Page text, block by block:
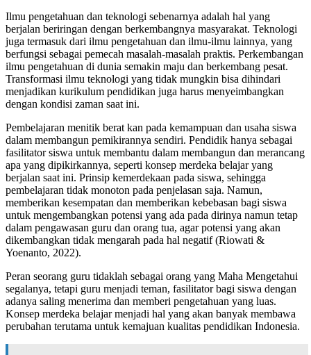
Ilmu pengetahuan dan teknologi sebenarnya adalah hal yang
berjalan beriringan dengan berkembangnya masyarakat. Teknologi
juga termasuk dari ilmu pengetahuan dan ilmu-ilmu lainnya, yang
berfungsi sebagai pemecah masalah-masalah praktis. Perkembangan
ilmu pengetahuan di dunia semakin maju dan berkembang pesat.
Transformasi ilmu teknologi yang tidak mungkin bisa dihindari
menjadikan kurikulum pendidikan juga harus menyeimbangkan
dengan kondisi zaman saat ini.
Pembelajaran menitik berat kan pada kemampuan dan usaha siswa
dalam membangun pemikirannya sendiri. Pendidik hanya sebagai
fasilitator siswa untuk membantu dalam membangun dan merancang
apa yang dipikirkannya, seperti konsep merdeka belajar yang
berjalan saat ini. Prinsip kemerdekaan pada siswa, sehingga
pembelajaran tidak monoton pada penjelasan saja. Namun,
memberikan kesempatan dan memberikan kebebasan bagi siswa
untuk mengembangkan potensi yang ada pada dirinya namun tetap
dalam pengawasan guru dan orang tua, agar potensi yang akan
dikembangkan tidak mengarah pada hal negatif (Riowati &
Yoenanto, 2022).
Peran seorang guru tidaklah sebagai orang yang Maha Mengetahui
segalanya, tetapi guru menjadi teman, fasilitator bagi siswa dengan
adanya saling menerima dan memberi pengetahuan yang luas.
Konsep merdeka belajar menjadi hal yang akan banyak membawa
perubahan terutama untuk kemajuan kualitas pendidikan Indonesia.